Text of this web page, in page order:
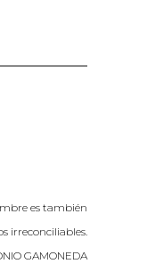
es también
irreconciliables.
GAMONEDA